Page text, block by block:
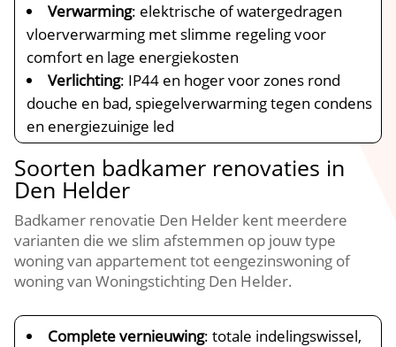
Verwarming: elektrische of watergedragen
vloerverwarming met slimme regeling voor
comfort en lage energiekosten
Verlichting: IP44 en hoger voor zones rond
douche en bad, spiegelverwarming tegen condens
en energiezuinige led
Soorten badkamer renovaties in
Den Helder
Badkamer renovatie Den Helder kent meerdere
varianten die we slim afstemmen op jouw type
woning van appartement tot eengezinswoning of
woning van Woningstichting Den Helder.​
Complete vernieuwing: totale indelingswissel,